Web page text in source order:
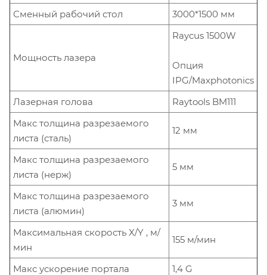
Сменный рабочий стол
3000*1500 мм
Мощность лазера
Raycus 1500W
Опция
IPG/Maxphotonics
Лазерная голова
Raytools BM111
Макс толщина разрезаемого
листа (сталь)
12 мм
Макс толщина разрезаемого
листа (нерж)
5 мм
Макс толщина разрезаемого
листа (алюмин)
3 мм
Максимальная скорость X/Y , м/
мин
155 м/мин
Макс ускорение портала
1,4 G